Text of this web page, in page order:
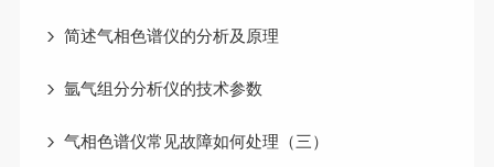
简述气相色谱仪的分析及原理
氩气组分分析仪的技术参数
气相色谱仪常见故障如何处理（三）